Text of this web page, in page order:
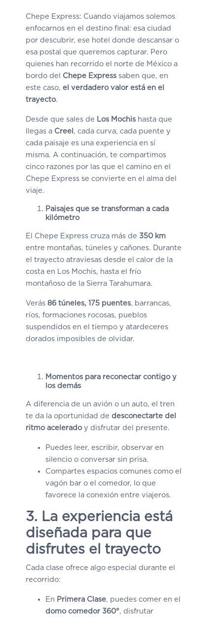
Chepe Express: Cuando viajamos solemos
enfocarnos en el destino final: esa ciudad
por descubrir, ese hotel donde descansar o
esa postal que queremos capturar. Pero
quienes han recorrido el norte de México a
bordo del Chepe Express saben que, en
este caso,el verdadero valor está en el
trayecto.
Desde que sales de Los Mochis hasta que
llegas a Creel , cada curva, cada puente y
cada paisaje es una experiencia en sí
misma. A continuación, te compartimos
cinco razones por las que el camino en el
Chepe Express se convierte en el alma del
viaje.
Paisajes que se transforman a cada
kilómetro
El Chepe Express cruza más de 350 km
entre montañas, túneles y cañones. Durante
el trayecto atraviesas desde el calor de la
costa en Los Mochis, hasta el frío
montañoso de la Sierra Tarahumara.
Verás86 túneles, 175 puentes, barrancas,
ríos, formaciones rocosas, pueblos
suspendidos en el tiempo y atardeceres
dorados imposibles de olvidar.
Momentos para reconectar contigo y
los demás
A diferencia de un avión o un auto, el tren
te da la oportunidad de desconectarte del
ritmo aceleradoy disfrutar del presente.
Puedes leer, escribir, observar en
silencio o conversar sin prisa.
Compartes espacios comunes como el
vagón bar o el comedor, lo que
favorece la conexión entre viajeros.
3. La experiencia está
diseñada para que
disfrutes el trayecto
Cada clase ofrece algo especial durante el
recorrido:
En Primera Clase, puedes comer en el
domo comedor 360°, disfrutar